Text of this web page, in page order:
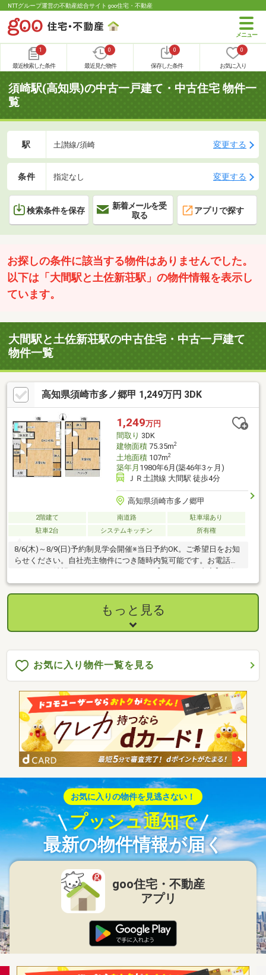
NTTグループ運営の不動産総合サイト goo住宅・不動産
1
最近検索した条件
0
最近見た物件
0
保存した条件
0
お気に入り
須崎駅(高知県)の中古一戸建て・中古住宅 物件一
覧
駅 土讃線/須崎 変更する
条件 指定なし 変更する
検索条件を保存
新着メールを受
取る
アプリで探す
お探しの条件に該当する物件はありませんでした。
以下は「大間駅と土佐新荘駅」の物件情報を表示し
ています。
大間駅と土佐新荘駅の中古住宅・中古一戸建て
物件一覧
高知県須崎市多ノ郷甲 1,249万円 3DK
1,249万円
間取り 3DK
建物面積75.35m2
土地面積107m2
築年月 1980年6月(築46年3ヶ月)
ＪＲ土讃線 大間駅 徒歩4分
高知県須崎市多ノ郷甲
2階建て 南道路
駐車場あり
駐車2台
システムキッチン 所有権
8/6(木)～8/9(日)予約制見学会開催※当日予約OK。ご希望日をお知
らせください。自社売主物件につき随時内覧可能です。お電話か
構工事駐車場拡張●内装工事システムキッチン交換、ユニットバ
ス交換、洗面化粧台交換、フローリング上張り、クッションフロ
ア張替え、建具交換、シューズボックス交換、インターホン設
置、火災警報器設置、照明LED交換【おすすめポイント】・雨漏
り、構造上主要な部分の欠陥や・腐食、給排水管の故障や漏水に
証
もっと見る
お気に入り物件一覧を見る
お気に入りの物件を見逃さない！
プッシュ通知で
最新の物件情報が届く
goo住宅・不動産
アプリ